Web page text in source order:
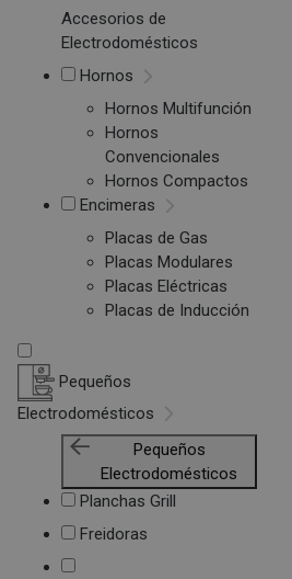
Accesorios de
Electrodomésticos
Hornos
Hornos Multifunción
Hornos
Convencionales
Hornos Compactos
Encimeras
Placas de Gas
Placas Modulares
Placas Eléctricas
Placas de Inducción
Pequeños
Electrodomésticos
Pequeños
Electrodomésticos
Planchas Grill
Freidoras